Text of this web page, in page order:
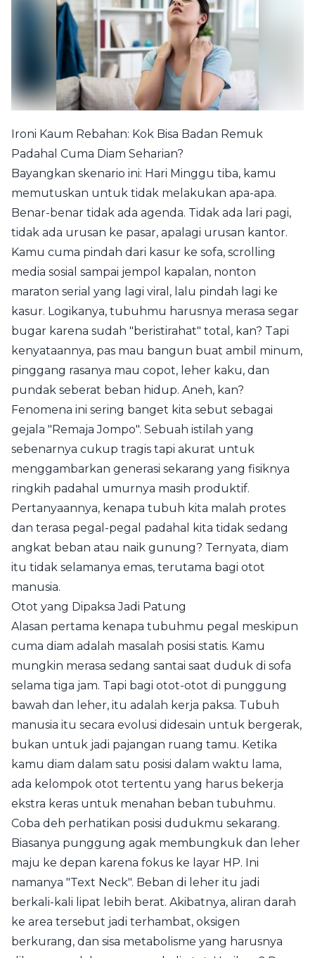
Ironi Kaum Rebahan: Kok Bisa Badan Remuk
Padahal Cuma Diam Seharian?
Bayangkan skenario ini: Hari Minggu tiba, kamu
memutuskan untuk tidak melakukan apa-apa.
Benar-benar tidak ada agenda. Tidak ada lari pagi,
tidak ada urusan ke pasar, apalagi urusan kantor.
Kamu cuma pindah dari kasur ke sofa, scrolling
media sosial sampai jempol kapalan, nonton
maraton serial yang lagi viral, lalu pindah lagi ke
kasur. Logikanya, tubuhmu harusnya merasa segar
bugar karena sudah "beristirahat" total, kan? Tapi
kenyataannya, pas mau bangun buat ambil minum,
pinggang rasanya mau copot, leher kaku, dan
pundak seberat beban hidup. Aneh, kan?
Fenomena ini sering banget kita sebut sebagai
gejala "Remaja Jompo". Sebuah istilah yang
sebenarnya cukup tragis tapi akurat untuk
menggambarkan generasi sekarang yang fisiknya
ringkih padahal umurnya masih produktif.
Pertanyaannya, kenapa tubuh kita malah protes
dan terasa pegal-pegal padahal kita tidak sedang
angkat beban atau naik gunung? Ternyata, diam
itu tidak selamanya emas, terutama bagi otot
manusia.
Otot yang Dipaksa Jadi Patung
Alasan pertama kenapa tubuhmu pegal meskipun
cuma diam adalah masalah posisi statis. Kamu
mungkin merasa sedang santai saat duduk di sofa
selama tiga jam. Tapi bagi otot-otot di punggung
bawah dan leher, itu adalah kerja paksa. Tubuh
manusia itu secara evolusi didesain untuk bergerak,
bukan untuk jadi pajangan ruang tamu. Ketika
kamu diam dalam satu posisi dalam waktu lama,
ada kelompok otot tertentu yang harus bekerja
ekstra keras untuk menahan beban tubuhmu.
Coba deh perhatikan posisi dudukmu sekarang.
Biasanya punggung agak membungkuk dan leher
maju ke depan karena fokus ke layar HP. Ini
namanya "Text Neck". Beban di leher itu jadi
berkali-kali lipat lebih berat. Akibatnya, aliran darah
ke area tersebut jadi terhambat, oksigen
berkurang, dan sisa metabolisme yang harusnya